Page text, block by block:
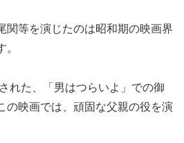
関等を演じたのは昭和期の映画界
れた、「男はつらいよ」での御
の映画では、頑固な父親の役を演